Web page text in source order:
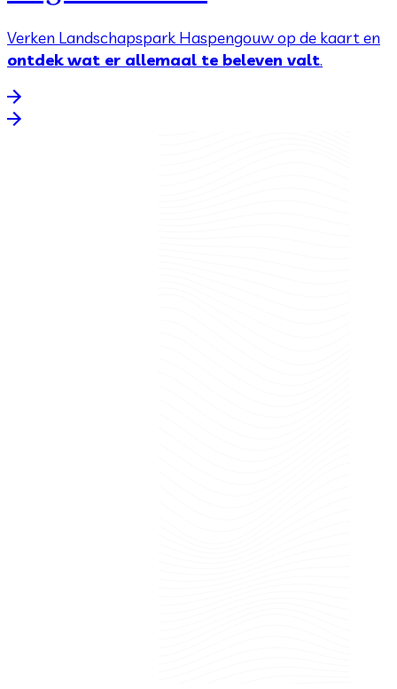
Verken Landschapspark Haspengouw op de kaart en
ontdek wat er allemaal te beleven valt.